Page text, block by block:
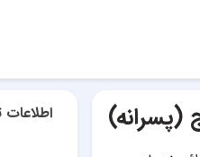
(پسرانه)